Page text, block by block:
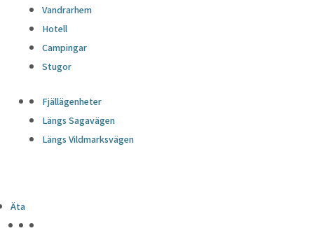
Vandrarhem
Hotell
Campingar
Stugor
Fjällägenheter
Längs Sagavägen
Längs Vildmarksvägen
Äta